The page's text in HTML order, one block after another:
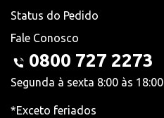
Status do Pedido
Fale Conosco
0800 727 2273
Segunda à sexta 8:00 às 18:00
*Exceto feriados